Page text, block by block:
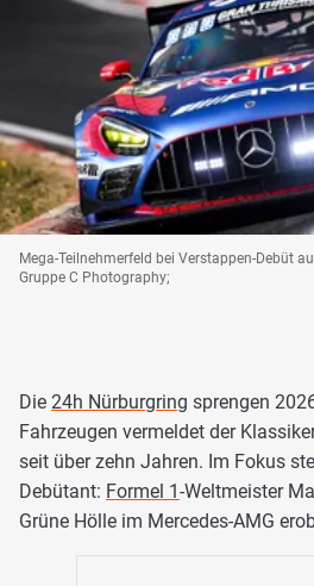
Mega-Teilnehmerfeld bei Verstappen-Debüt
Gruppe C Photography;
Die 24h Nürburgring sprengen
Fahrzeugen vermeldet der
seit über zehn Jahren. Im Fokus
Debütant: Formel 1-Weltmeister
Grüne Hölle im Mercedes-AMG